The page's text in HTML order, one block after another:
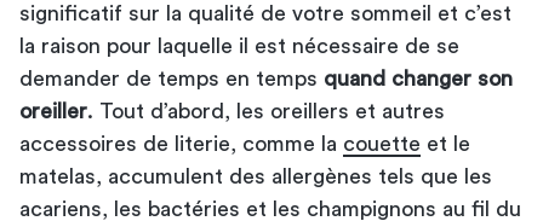
significatif sur la qualité de votre sommeil et c’est
la raison pour laquelle il est nécessaire de se
demander de temps en temps quand changer son
oreiller. Tout d’abord, les oreillers et autres
accessoires de literie, comme la couette et le
matelas, accumulent des allergènes tels que les
acariens, les bactéries et les champignons au fil du